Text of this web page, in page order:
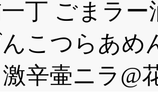
目でも何
想しながら
せてますね
丁 ごまラー
こつらあめ
辛壷ニラ@